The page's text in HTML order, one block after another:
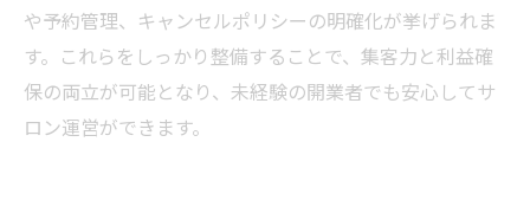
や予約管理、キャンセルポリシーの明確化が挙げられま
す。これらをしっかり整備することで、集客力と利益確
保の両立が可能となり、未経験の開業者でも安心してサ
ロン運営ができます。